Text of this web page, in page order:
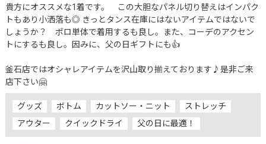
貴方にオススメな1着です。　この大胆なパネル切り替えはインパク
トもあり小洒落も◎ きっとタンス在庫にはないアイテムではないで
しょうか？　ポロ単体で着用するも良し。また、コーデのアクセン
トにするも良し。因みに、父の日ギフトにも👍
釜石店ではオシャレアイテムを沢山取り揃えております♪是非ご来
店下さい🤗
グッズ ボトム カットソー・ニット
ストレッチ
アウター
クイックドライ 父の日に最適！